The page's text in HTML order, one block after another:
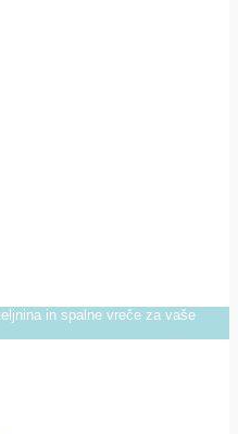
in spalne vreče za vaše